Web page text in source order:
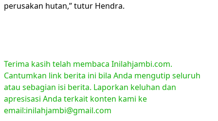
perusakan hutan,” tutur Hendra.
Terima kasih telah membaca Inilahjambi.com.
Cantumkan link berita ini bila Anda mengutip seluruh
atau sebagian isi berita. Laporkan keluhan dan
apresisasi Anda terkait konten kami ke
email:inilahjambi@gmail.com